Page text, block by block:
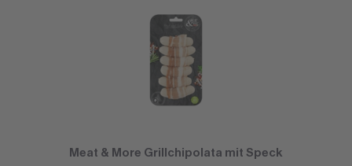
Meat & More Grillchipolata mit Speck